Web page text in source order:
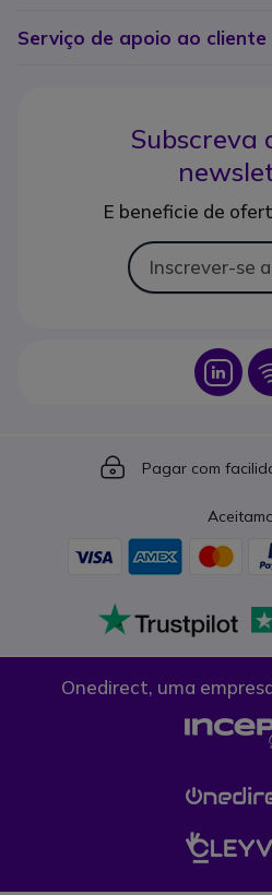
Serviço de apoio ao cliente
Subscreva
E beneficie de
Inscrever-se
Icon
Icon
Pagar com
Onedirect, uma